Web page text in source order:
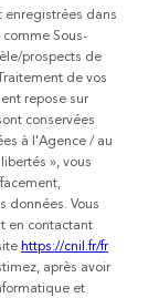
enregistrées dans
Sous-
prospects de
de vos
repose sur
conservées
à l'Agence / au
», vous
données. Vous
en contactant
https://cnil.fr/fr
après avoir
et